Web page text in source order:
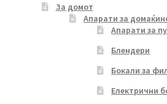
За домот
Апарати за
Апарати за
Блендери
Бокали за
Електрични